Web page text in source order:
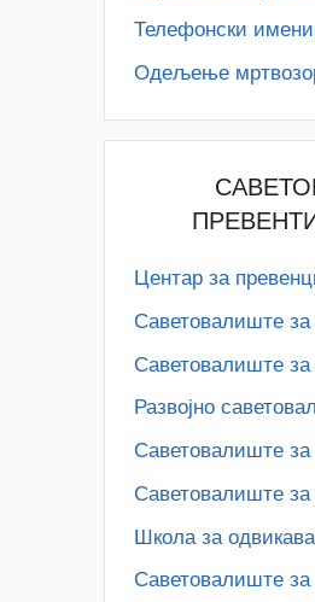
Телефонски
Одељење
Центар за
Саветовалиште за
Саветовалиште за
Развојно
Саветовалиште
Саветовалиште за
Школа за
Саветовалиште